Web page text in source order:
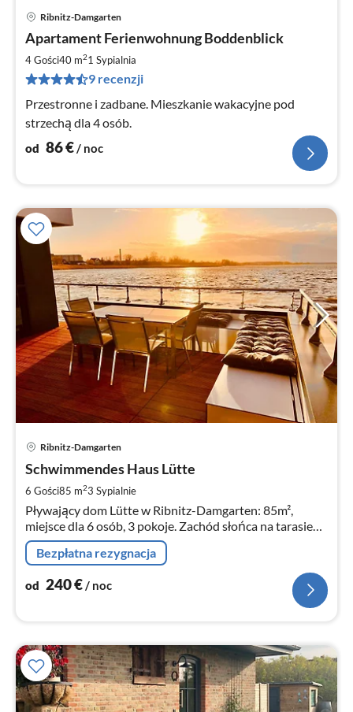
Ribnitz-Damgarten
Apartament Ferienwohnung Boddenblick
4 Gości40 m21 Sypialnia
9 recenzji
Przestronne i zadbane. Mieszkanie wakacyjne pod
strzechą dla 4 osób.
od 86€/ noc
Ribnitz-Damgarten
Schwimmendes Haus Lütte
6 Gości85 m23 Sypialnie
Pływający dom Lütte w Ribnitz-Damgarten: 85m²,
miejsce dla 6 osób, 3 pokoje. Zachód słońca na tarasie
na dachu z widokiem na zatokę.
Bezpłatna rezygnacja
od 240€/ noc